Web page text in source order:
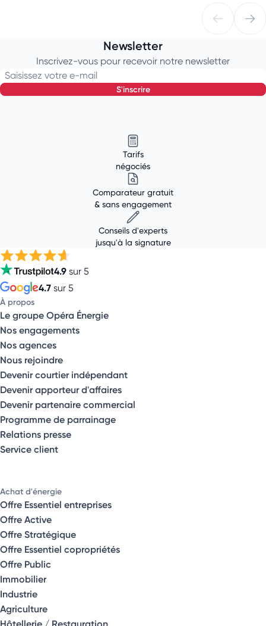
Newsletter
Inscrivez-vous pour recevoir notre newsletter
Saisissez votre e-mail
s'inscrire
Tarifs
négociés
Comparateur gratuit
& sans engagement
Conseils d'experts
jusqu'à la signature
4.9 sur 5
4.7 sur 5
À propos
Le groupe Opéra Énergie
Nos engagements
Nos agences
Nous rejoindre
Devenir courtier indépendant
Devenir apporteur d'affaires
Devenir partenaire commercial
Programme de parrainage
Relations presse
Service client
Achat d'énergie
Offre Essentiel entreprises
Offre Active
Offre Stratégique
Offre Essentiel copropriétés
Offre Public
Immobilier
Industrie
Agriculture